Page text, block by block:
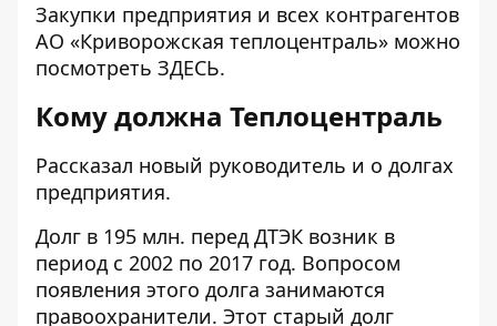
Закупки предприятия и всех контрагентов
АО «Криворожская теплоцентраль» можно
посмотреть ЗДЕСЬ.
Кому должна Теплоцентраль
Рассказал новый руководитель и о долгах
предприятия.
Долг в 195 млн. перед ДТЭК возник в
период с 2002 по 2017 год. Вопросом
появления этого долга занимаются
правоохранители. Этот старый долг